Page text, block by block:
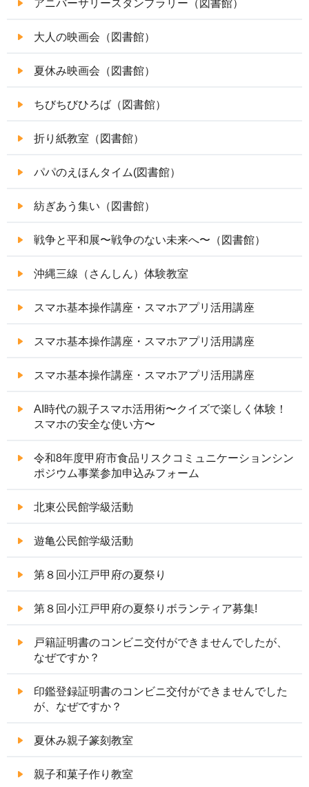
アニバーサリースタンプラリー（図書館）
大人の映画会（図書館）
夏休み映画会（図書館）
ちびちびひろば（図書館）
折り紙教室（図書館）
パパのえほんタイム(図書館）
紡ぎあう集い（図書館）
戦争と平和展〜戦争のない未来へ〜（図書館）
沖縄三線（さんしん）体験教室
スマホ基本操作講座・スマホアプリ活用講座
スマホ基本操作講座・スマホアプリ活用講座
スマホ基本操作講座・スマホアプリ活用講座
AI時代の親子スマホ活用術〜クイズで楽しく体験！
スマホの安全な使い方〜
令和8年度甲府市食品リスクコミュニケーションシン
ポジウム事業参加申込みフォーム
北東公民館学級活動
遊亀公民館学級活動
第８回小江戸甲府の夏祭り
第８回小江戸甲府の夏祭りボランティア募集!
戸籍証明書のコンビニ交付ができませんでしたが、
なぜですか？
印鑑登録証明書のコンビニ交付ができませんでした
が、なぜですか？
夏休み親子篆刻教室
親子和菓子作り教室